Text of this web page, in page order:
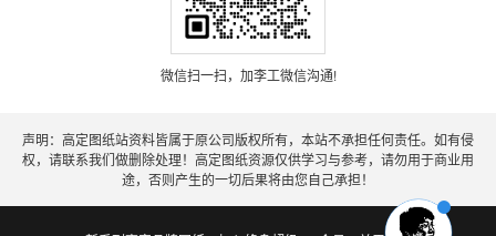
微信扫一扫，加李工微信沟通!
声明：高定图纸站资料皆属于原公司版权所有，本站不承担任何责任。如有侵
权，请联系我们做删除处理！高定图纸资源仅供学习与参考，请勿用于商业用
途，否则产生的一切后果将由您自己承担！